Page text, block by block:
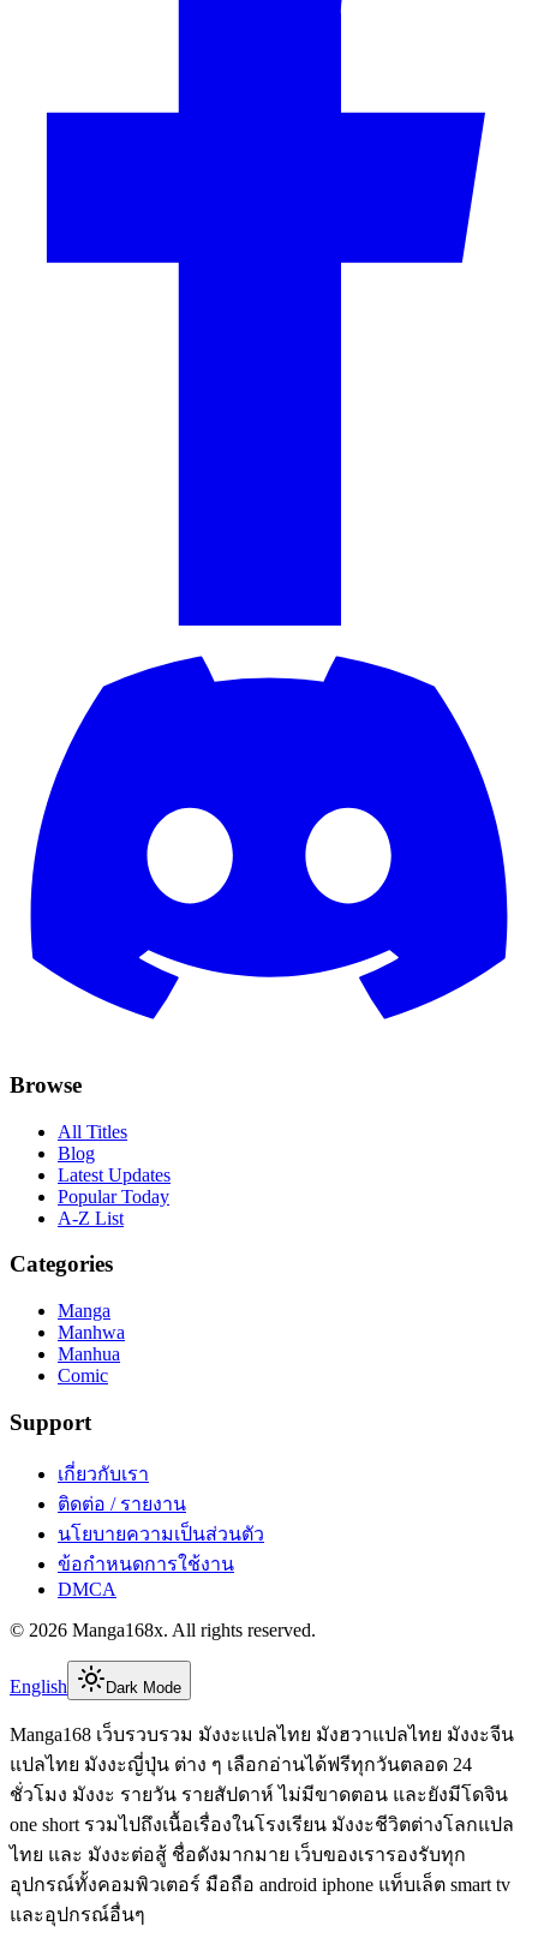
Browse
All Titles
Blog
Latest Updates
Popular Today
A-Z List
Categories
Manga
Manhwa
Manhua
Comic
Support
เกี่ยวกับเรา
ติดต่อ / รายงาน
นโยบายความเป็นส่วนตัว
ข้อกำหนดการใช้งาน
DMCA
© 2026 Manga168x. All rights reserved.
English Dark Mode
Manga168 เว็บรวบรวม มังงะแปลไทย มังฮวาแปลไทย มังงะจีน
แปลไทย มังงะญี่ปุ่น ต่าง ๆ เลือกอ่านได้ฟรีทุกวันตลอด 24
ชั่วโมง มังงะ รายวัน รายสัปดาห์ ไม่มีขาดตอน และยังมีโดจิน
one short รวมไปถึงเนื้อเรื่องในโรงเรียน มังงะชีวิตต่างโลกแปล
ไทย และ มังงะต่อสู้ ชื่อดังมากมาย เว็บของเรารองรับทุก
อุปกรณ์ทั้งคอมพิวเตอร์ มือถือ android iphone แท็บเล็ต smart tv
และอุปกรณ์อื่นๆ